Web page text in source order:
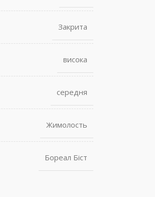
Закрита
висока
середня
Жимолость
Бореал Біст